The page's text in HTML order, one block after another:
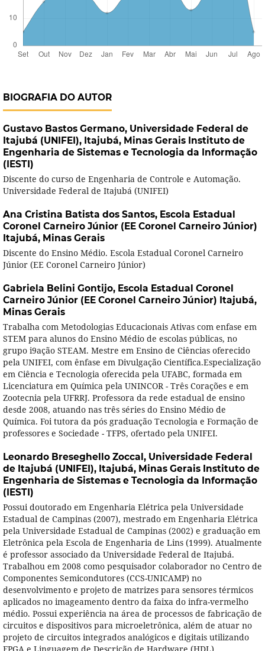
BIOGRAFIA DO AUTOR
Gustavo Bastos Germano, Universidade Federal de
Itajubá (UNIFEI), Itajubá, Minas Gerais Instituto de
Engenharia de Sistemas e Tecnologia da Informação
(IESTI)
Discente do curso de Engenharia de Controle e Automação.
Universidade Federal de Itajubá (UNIFEI)
Ana Cristina Batista dos Santos, Escola Estadual
Coronel Carneiro Júnior (EE Coronel Carneiro Júnior)
Itajubá, Minas Gerais
Discente do Ensino Médio. Escola Estadual Coronel Carneiro
Júnior (EE Coronel Carneiro Júnior)
Gabriela Belini Gontijo, Escola Estadual Coronel
Carneiro Júnior (EE Coronel Carneiro Júnior) Itajubá,
Minas Gerais
Trabalha com Metodologias Educacionais Ativas com enfase em
STEM para alunos do Ensino Médio de escolas públicas, no
grupo i9ação STEAM. Mestre em Ensino de Ciências oferecido
pela UNIFEI, com ênfase em Divulgação Científica.Especialização
em Ciência e Tecnologia oferecida pela UFABC, formada em
Licenciatura em Química pela UNINCOR - Três Corações e em
Zootecnia pela UFRRJ. Professora da rede estadual de ensino
desde 2008, atuando nas três séries do Ensino Médio de
Química. Foi tutora da pós graduação Tecnologia e Formação de
professores e Sociedade - TFPS, ofertado pela UNIFEI.
Leonardo Breseghello Zoccal, Universidade Federal
de Itajubá (UNIFEI), Itajubá, Minas Gerais Instituto de
Engenharia de Sistemas e Tecnologia da Informação
(IESTI)
Possui doutorado em Engenharia Elétrica pela Universidade
Estadual de Campinas (2007), mestrado em Engenharia Elétrica
pela Universidade Estadual de Campinas (2002) e graduação em
Eletrônica pela Escola de Engenharia de Lins (1999). Atualmente
é professor associado da Universidade Federal de Itajubá.
Trabalhou em 2008 como pesquisador colaborador no Centro de
Componentes Semicondutores (CCS-UNICAMP) no
desenvolvimento e projeto de matrizes para sensores térmicos
aplicados no imageamento dentro da faixa do infra-vermelho
médio. Possui experiência na área de processos de fabricação de
circuitos e dispositivos para microeletrônica, além de atuar no
projeto de circuitos integrados analógicos e digitais utilizando